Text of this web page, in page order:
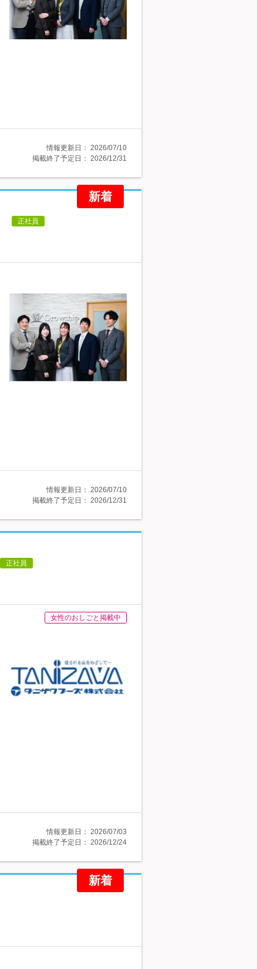
情報更新日： 2026/07/10
掲載終了予定日： 2026/12/31
新着
正社員
情報更新日： 2026/07/10
掲載終了予定日： 2026/12/31
正社員
女性のおしごと掲載中
情報更新日： 2026/07/03
掲載終了予定日： 2026/12/24
新着